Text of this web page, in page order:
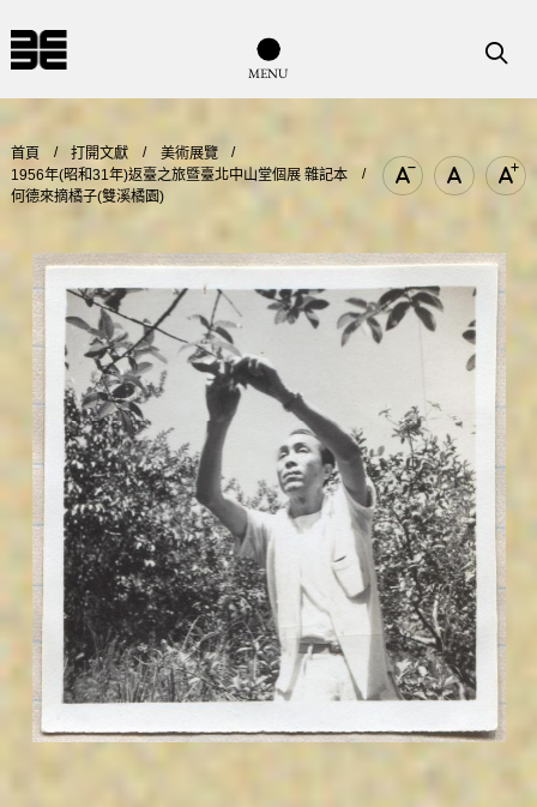
導覽列按鈕
MENU
搜尋
首頁 打開文獻
美術展覽
1956年(昭和31年)返臺之旅暨臺北中山堂個展 雜記本
何德來摘橘子(雙溪橘園)
文字尺寸縮小
文字尺寸
文
圖台操作說明(點擊打開燈箱)